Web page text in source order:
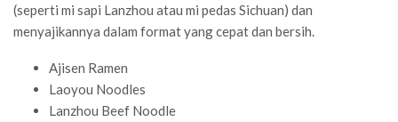
(seperti mi sapi Lanzhou atau mi pedas Sichuan) dan
menyajikannya dalam format yang cepat dan bersih.
Ajisen Ramen
Laoyou Noodles
Lanzhou Beef Noodle